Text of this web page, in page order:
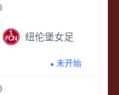
纽伦堡女足
未开始